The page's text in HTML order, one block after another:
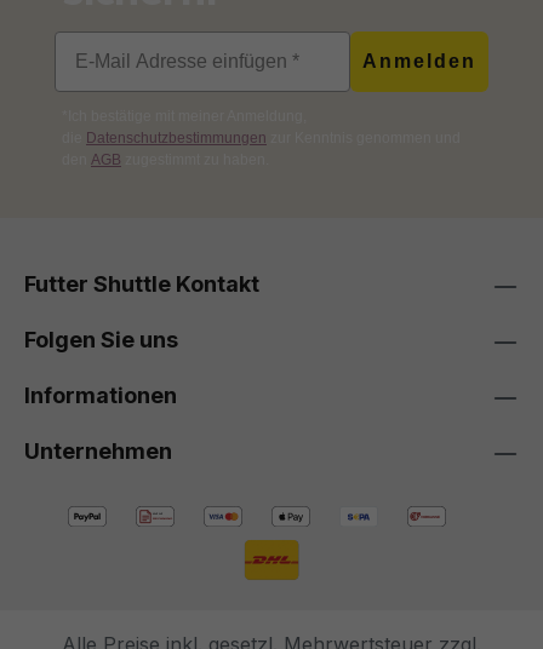
Email
Anmelden
Datenschutzbestimmungen
AGB
Futter Shuttle Kontakt
Folgen Sie uns
Informationen
Unternehmen
Alle Preise inkl. gesetzl. Mehrwertsteuer zzgl.